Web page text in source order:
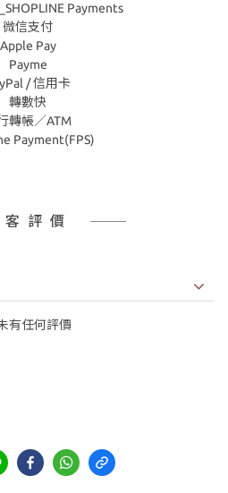
Payments
微信支付
Apple Pay
Payme
/ 信用卡
轉數快
轉帳／ATM
Payment(FPS)
客評價
有任何評價